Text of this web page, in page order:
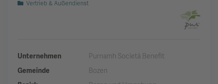
Vertrieb & Außendienst
Unternehmen
Purnamh Società Benefit
Gemeinde
Bozen